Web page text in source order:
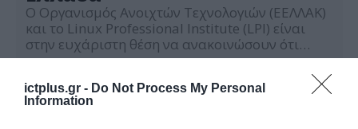
ictplus.gr - Do Not Process My Personal
Information
Ο Οργανισμός Ανοιχτών Τεχνολογιών (ΕΕΛΛΑΚ)
και το Linux Professional Institute (LPI) είναι
στην ευχάριστη θέση να ανακοινώσουν ότι
υπέγραψαν Μνημόνιο Συνεργασίας (MoU) για
εκπαιδευόμενων στην Ελλάδα προκειμένου
αυτοί να σταδιοδρομήσουν στο ανοιχτό